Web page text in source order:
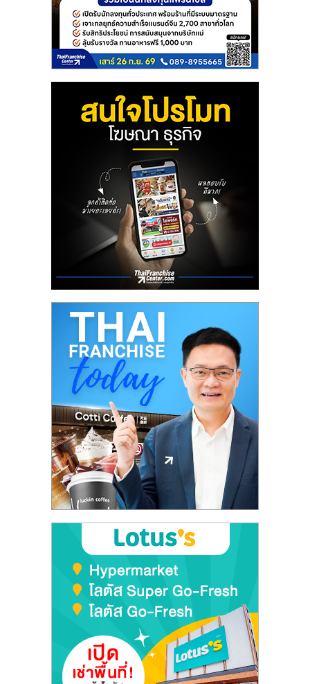
หน้า
บ้าน
ลงทุน
ปรึกษา
ลงทุน
และ
ขยาย
ไชส์,